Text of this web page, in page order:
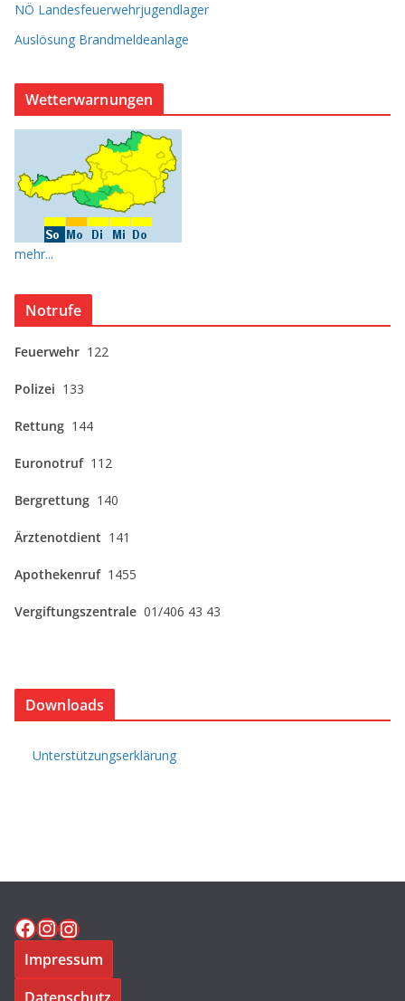
NÖ Landesfeuerwehrjugendlager
Auslösung Brandmeldeanlage
Wetterwarnungen
mehr...
Notrufe
Feuerwehr 122
Polizei 133
Rettung 144
Euronotruf 112
Bergrettung 140
Ärztenotdient 141
Apothekenruf 1455
Vergiftungszentrale 01/406 43 43
Downloads
Unterstützungserklärung
Facebook
Instagram
Instagram
Impressum